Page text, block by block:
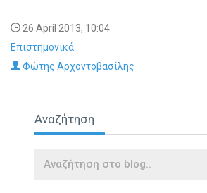
26 April 2013, 10:04
Επιστημονικά
Φώτης Αρχοντοβασίλης
Αναζήτηση